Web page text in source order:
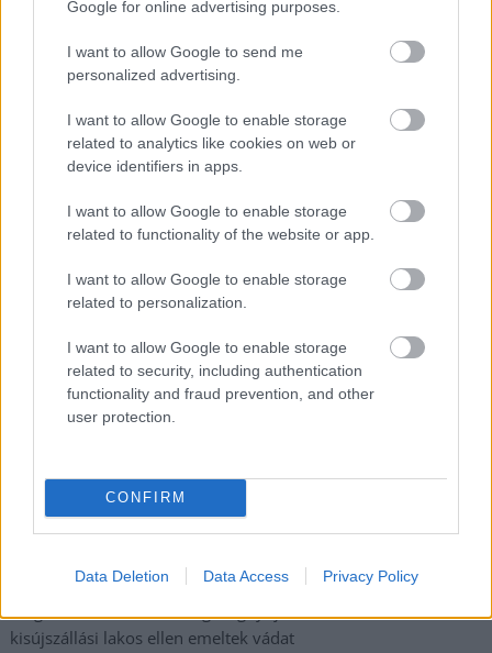
Google for online advertising purposes.
I want to allow Google to send me
personalized advertising.
I want to allow Google to enable storage
related to analytics like cookies on web or
device identifiers in apps.
I want to allow Google to enable storage
related to functionality of the website or app.
I want to allow Google to enable storage
related to personalization.
I want to allow Google to enable storage
related to security, including authentication
functionality and fraud prevention, and other
user protection.
CONFIRM
Data Deletion Data Access Privacy Policy
Egyszer fent, egyszer lent, így festett a Duna a két évvel
ugyanazokból a szögekből
Ilyenek eddig a tapasztalatok a vendégektől – a hőhullám
Nem biztató: a hétvégi kisebb felfrissülés után jövő héten
megint visszatér a forróság, újra rekkenő hőség jön, akár 38
fokokkal
Közzétették a szakértői állásfoglalást, a Fiumei úti fák
többsége szakszerűen már nem ápolható
A MÚOSZ sajtódíjának második helyét nyerte el a Borsod24 és
a Paraméter közös riportfilmje a Sajó szennyezéséről
Meghosszabbított hőségriasztás és vízkorlátozások, a
mezőtúri kórházban leállt a klíma
Átszervezi működését az osztrák óriáscég, Szolnok is érintett
Tragédiába torkollott a segítségnyújtás elmulasztása, három
kisújszállási lakos ellen emeltek vádat